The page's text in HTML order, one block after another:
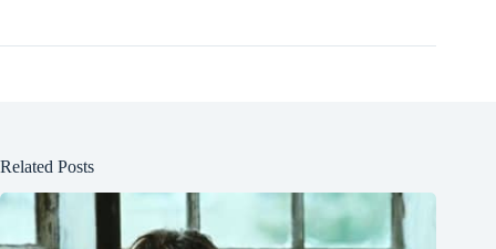
Related Posts